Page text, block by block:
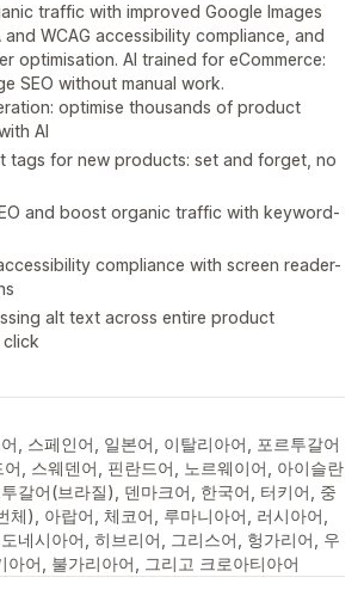
traffic with improved Google Images
and WCAG accessibility compliance, and
optimisation. AI trained for eCommerce:
SEO without manual work.
optimise thousands of product
AI
tags for new products: set and forget, no
and boost organic traffic with keyword-
compliance with screen reader-
alt text across entire product
, 스페인어, 일본어, 이탈리아어, 포르투갈어
, 스웨덴어, 핀란드어, 노르웨이어, 아이슬란
갈어(브라질), 덴마크어, 한국어, 터키어, 중
체), 아랍어, 체코어, 루마니아어, 러시아어,
네시아어, 히브리어, 그리스어, 헝가리어, 우
아어, 불가리아어, 그리고 크로아티아어